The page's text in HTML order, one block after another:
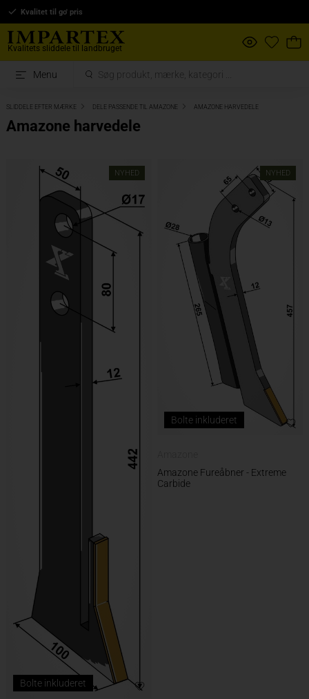
Kvalitet til go' pris
Kvalitets sliddele til landbruget
Menu
SLIDDELE EFTER MÆRKE DELE PASSENDE TIL AMAZONE AMAZONE HARVEDELE
Amazone harvedele
NYHED
Bolte inkluderet
NYHED
Bolte inkluderet
Amazone Fureåbner - Extreme
Carbide